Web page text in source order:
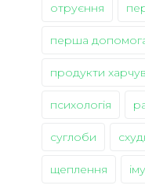
отруєння
перша
продукти
психологія
суглоби
щеплення